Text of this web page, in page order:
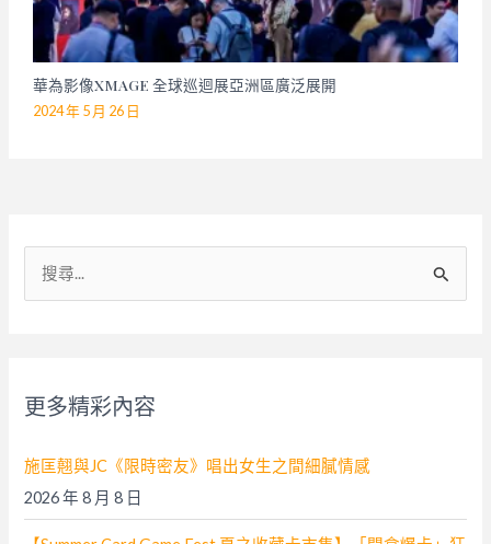
華為影像XMAGE 全球巡迴展亞洲區廣泛展開
2024 年 5 月 26 日
:
更多精彩內容
施匡翹與JC《限時密友》唱出女生之間細膩情感
2026 年 8 月 8 日